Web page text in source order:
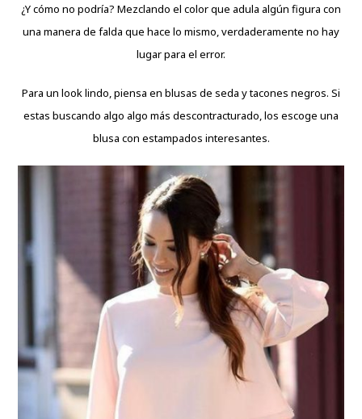
¿Y cómo no podría? Mezclando el color que adula algún figura con
una manera de falda que hace lo mismo, verdaderamente no hay
lugar para el error.
Para un look lindo, piensa en blusas de seda y tacones negros. Si
estas buscando algo algo más descontracturado, los escoge una
blusa con estampados interesantes.